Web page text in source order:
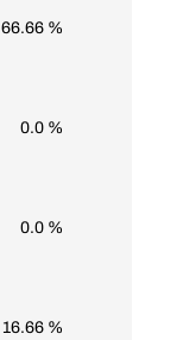
66.66 %
0.0 %
0.0 %
16.66 %